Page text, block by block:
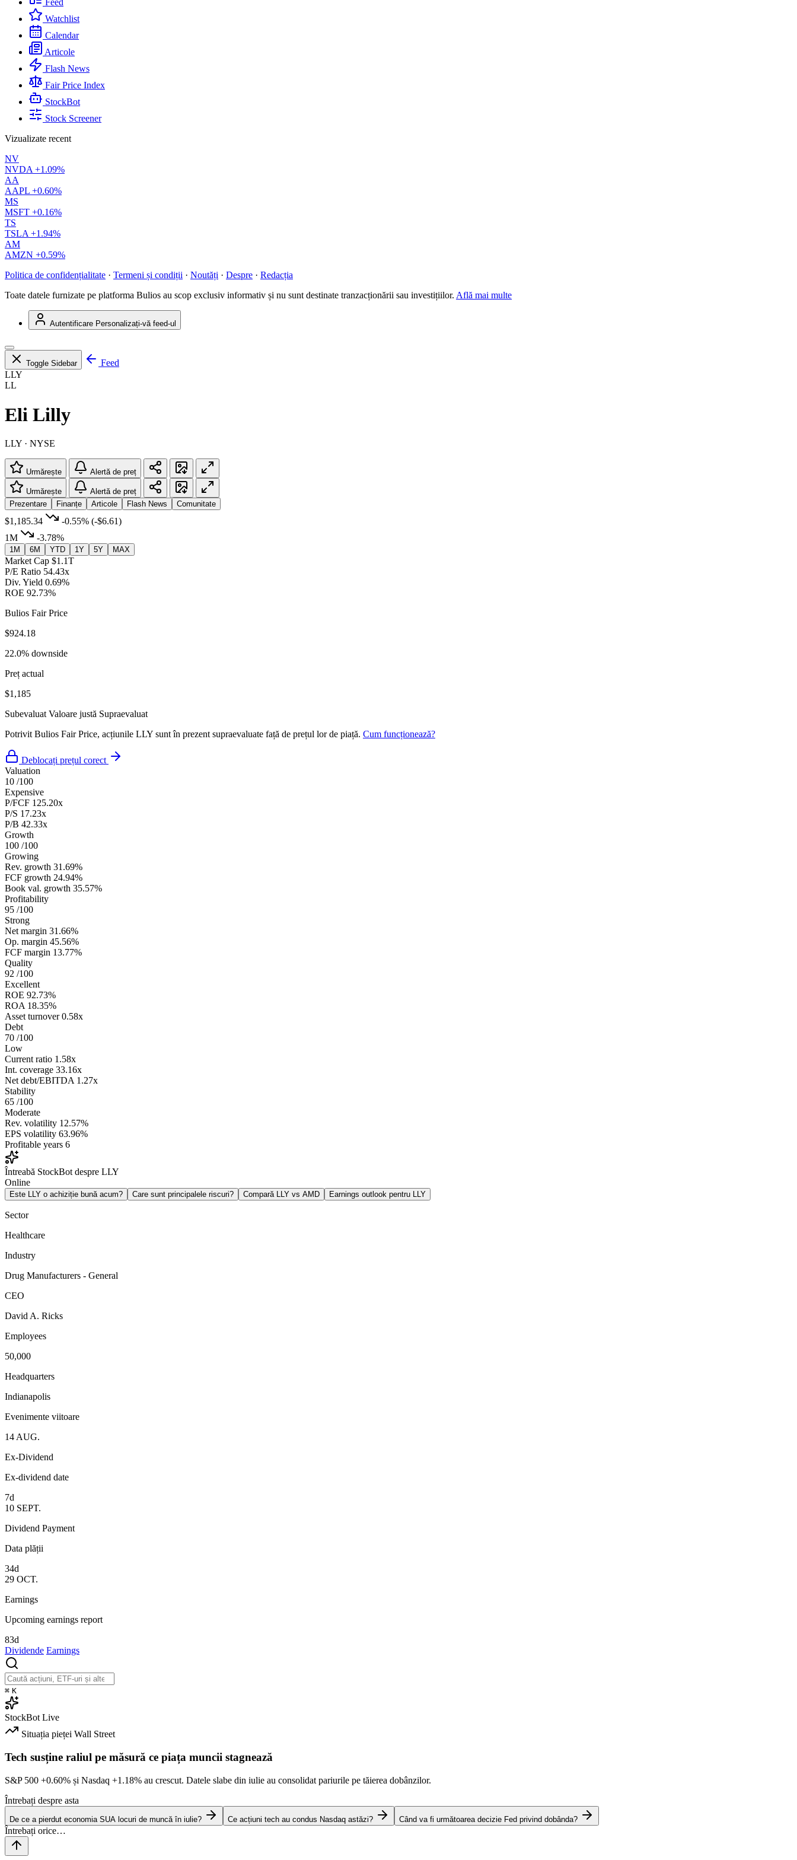
Feed
Watchlist
Calendar
Articole
Flash News
Fair Price Index
StockBot
Stock Screener
Vizualizate recent
NV
NVDA +1.09%
AA
AAPL +0.60%
MS
MSFT +0.16%
TS
TSLA +1.94%
AM
AMZN +0.59%
Politica de confidențialitate · Termeni și condiții · Noutăți · Despre · Redacția
Toate datele furnizate pe platforma Bulios au scop exclusiv informativ și nu sunt destinate tranzacționării sau investițiilor. Află mai multe
Autentificare Personalizați-vă feed-ul
Toggle Sidebar
Feed
LLY
LL
Eli Lilly
LLY · NYSE
Urmărește Alertă de preț
Urmărește
Alertă de preț
Prezentare
Finanțe Articole Flash News Comunitate
$1,185.34 -0.55% (-$6.61)
1M
-3.78%
1M 6M YTD 1Y 5Y MAX
Market Cap $1.1T
P/E Ratio 54.43x
Div. Yield 0.69%
ROE 92.73%
Bulios Fair Price
$924.18
22.0% downside
Preț actual
$1,185
Subevaluat Valoare justă Supraevaluat
Potrivit Bulios Fair Price, acțiunile LLY sunt în prezent supraevaluate față de prețul lor de piață. Cum funcționează?
Deblocați prețul corect
Valuation
10 /100
Expensive
P/FCF 125.20x
P/S 17.23x
P/B 42.33x
Growth
100 /100
Growing
Rev. growth 31.69%
FCF growth 24.94%
Book val. growth 35.57%
Profitability
95 /100
Strong
Net margin 31.66%
Op. margin 45.56%
FCF margin 13.77%
Quality
92 /100
Excellent
ROE 92.73%
ROA 18.35%
Asset turnover 0.58x
Debt
70 /100
Low
Current ratio 1.58x
Int. coverage 33.16x
Net debt/EBITDA 1.27x
Stability
65 /100
Moderate
Rev. volatility 12.57%
EPS volatility 63.96%
Profitable years 6
Întreabă StockBot despre LLY
Online
Este LLY o achiziție bună acum? Care sunt principalele riscuri? Compară LLY vs AMD Earnings outlook pentru LLY
Sector
Healthcare
Industry
Drug Manufacturers - General
CEO
David A. Ricks
Employees
50,000
Headquarters
Indianapolis
Evenimente viitoare
14 AUG.
Ex-Dividend
Ex-dividend date
7d
10 SEPT.
Dividend Payment
Data plății
34d
29 OCT.
Earnings
Upcoming earnings report
83d
Dividende Earnings
⌘ K
StockBot Live
Situația pieței Wall Street
Tech susține raliul pe măsură ce piața muncii stagnează
S&P 500 +0.60% și Nasdaq +1.18% au crescut. Datele slabe din iulie au consolidat pariurile pe tăierea dobânzilor.
Întrebați despre asta
De ce a pierdut economia SUA locuri de muncă în iulie? Ce acțiuni tech au condus Nasdaq astăzi? Când va fi următoarea decizie Fed privind dobânda?